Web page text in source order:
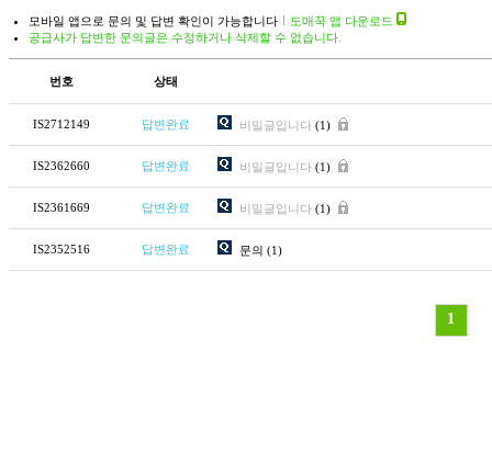
모바일 앱으로 문의 및 답변 확인이 가능합니다
도매꾹 앱 다운로드
공급사가 답변한 문의글은 수정하거나 삭제할 수 없습니다.
번호 상태
IS2712149 답변완료 비밀글입니다 (1)
IS2362660 답변완료 비밀글입니다 (1)
IS2361669 답변완료 비밀글입니다 (1)
IS2352516 답변완료 문의 (1)
1